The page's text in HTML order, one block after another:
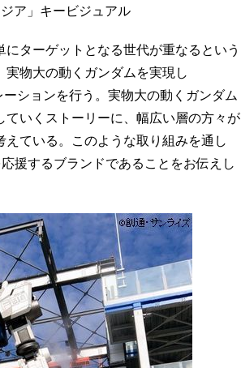
ア」キービジュアル
ターゲットとなる世代が重なるという
物大の動くガンダムを実現し
ーションを行う。実物大の動くガンダム
いくストーリーに、幅広い層の方々が
ている。このような取り組みを通し
援するブランドであることをお伝えし